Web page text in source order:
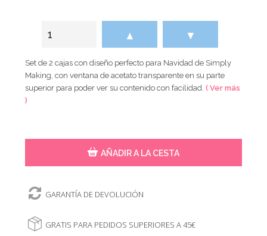
▲ ▼
Set de 2 cajas con diseño perfecto para Navidad de Simply
Making, con ventana de acetato transparente en su parte
superior para poder ver su contenido con facilidad.( Ver más
)
AÑADIR A LA CESTA
GARANTÍA DE DEVOLUCIÓN
GRATIS PARA PEDIDOS SUPERIORES A 45€